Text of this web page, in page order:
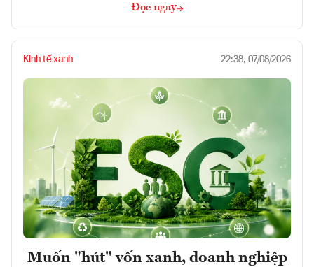
Đọc ngay
Kinh tế xanh 22:38, 07/08/2026
Muốn "hút" vốn xanh, doanh nghiệp